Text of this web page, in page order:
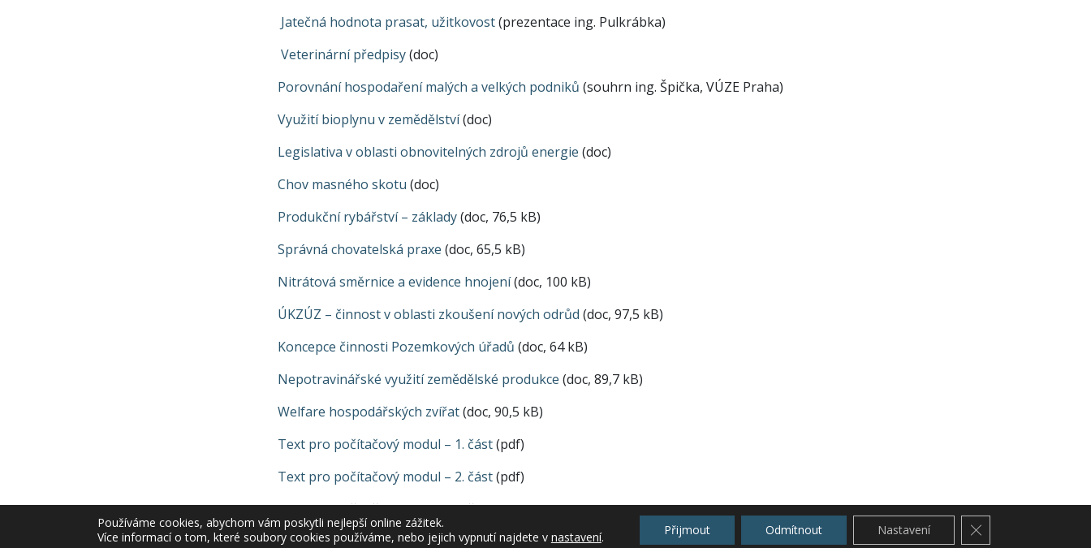
Jatečná hodnota prasat, užitkovost(prezentace ing. Pulkrábka)
Veterinární předpisy(doc)
Porovnání hospodaření malých a velkých podniků (souhrn ing. Špička, VÚZE Praha)
Využití bioplynu v zemědělství(doc)
Legislativa v oblasti obnovitelných zdrojů energie (doc)
Chov masného skotu (doc)
Produkční rybářství – základy(doc, 76,5 kB)
Správná chovatelská praxe (doc, 65,5 kB)
Nitrátová směrnice a evidence hnojení(doc, 100 kB)
ÚKZÚZ – činnost v oblasti zkoušení nových odrůd (doc, 97,5 kB)
Koncepce činnosti Pozemkových úřadů (doc, 64 kB)
Nepotravinářské využití zemědělské produkce (doc, 89,7 kB)
Welfare hospodářských zvířat(doc, 90,5 kB)
Text pro počítačový modul – 1. část(pdf)
Text pro počítačový modul – 2. část(pdf)
Text pro počítačový modul – 3. část(doc)
Text pro počítačový modul 4. část(pdf)
Používáme cookies, abychom vám poskytli nejlepší online zážitek.
Více informací o tom, které soubory cookies používáme, nebo jejich vypnutí najdete v nastavení. Přijmout Odmítnout Nastavení Zavřít cookie lištu